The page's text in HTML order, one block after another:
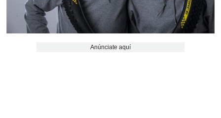
Anúnciate aquí